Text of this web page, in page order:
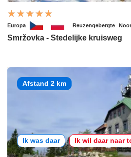
Europa Reuzengebergte
Smržovka - Stedelijke kruisweg
Afstand 2 km
Ik was daar Ik wil daar naar